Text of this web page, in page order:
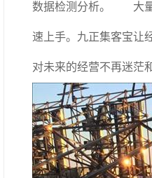
数据检测分析。 大量
速上手。九正集客宝让
对未来的经营不再迷茫